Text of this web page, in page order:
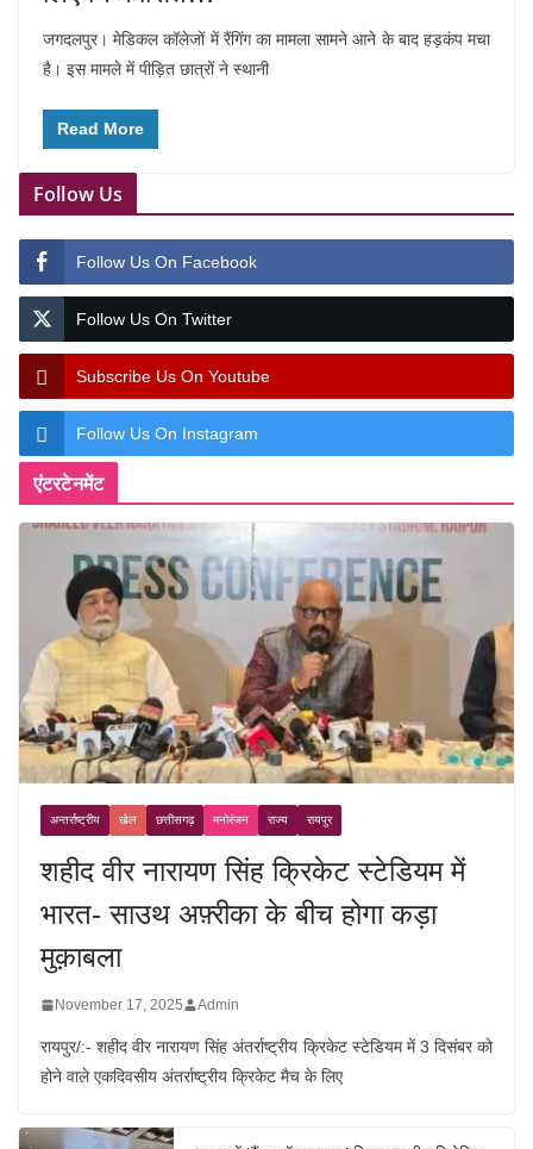
जगदलपुर। मेडिकल कॉलेजों में रैंगिंग का मामला सामने आने के बाद हड़कंप मचा
है। इस मामले में पीड़ित छात्रों ने स्थानी
Read More
Follow Us
Follow Us On Facebook
Follow Us On Twitter
Subscribe Us On Youtube
Follow Us On Instagram
एंटरटेनमेंट
अन्तर्राष्ट्रीय खेल छत्तीसगढ़ मनोरंजन राज्य रायपुर
शहीद वीर नारायण सिंह क्रिकेट स्टेडियम में
भारत- साउथ अफ़्रीका के बीच होगा कड़ा
मुक़ाबला
November 17, 2025 Admin
रायपुर/:- शहीद वीर नारायण सिंह अंतर्राष्ट्रीय क्रिकेट स्टेडियम में 3 दिसंबर को
होने वाले एकदिवसीय अंतर्राष्ट्रीय क्रिकेट मैच के लिए